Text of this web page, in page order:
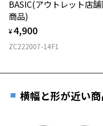
材質
フロント素材：メタル
BASIC(アウトレット店
商品)
¥4,900
ZC222007-14F1
横幅と形が近い